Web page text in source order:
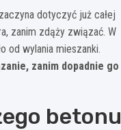
dotyczyć już całej
zanim zdąży związać. W
od wylania mieszanki.
zanim dopadnie go
betonu